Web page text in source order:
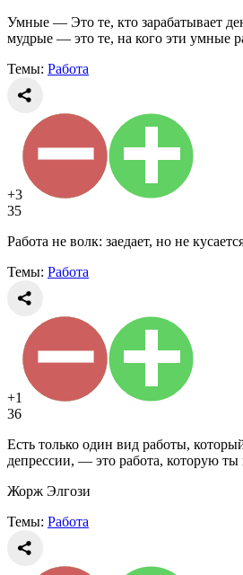
Умные — Это те, кто зарабатывает
мудрые — это те, на кого эти умные
Темы: Работа
+3
35
Работа не волк: заедает, но не
Темы: Работа
+1
36
Есть только один вид работы,
депрессии, — это работа, которую ты
Жорж Элгози
Темы: Работа